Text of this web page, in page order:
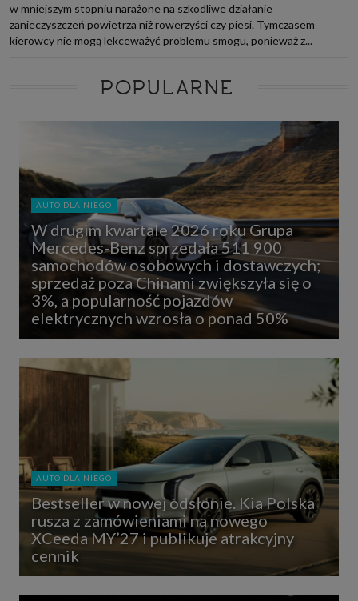
w mniejszym stopniu narażone na szkodliwe działanie
zanieczyszczeń powietrza niż rowerzyści czy piesi. Tymczasem
kierowcy nie mogą lekceważyć problemu smogu, ponieważ z...
POPULARNE
AUTO DLA NIEGO
W drugim kwartale 2026 roku Grupa
Mercedes-Benz sprzedała 511 900
samochodów osobowych i dostawczych;
sprzedaż poza Chinami zwiększyła się o
3%, a popularność pojazdów
elektrycznych wzrosła o ponad 50%
AUTO DLA NIEGO
Bestseller w nowej odsłonie. Kia Polska
rusza z zamówieniami na nowego
XCeeda MY’27 i publikuje atrakcyjny
cennik